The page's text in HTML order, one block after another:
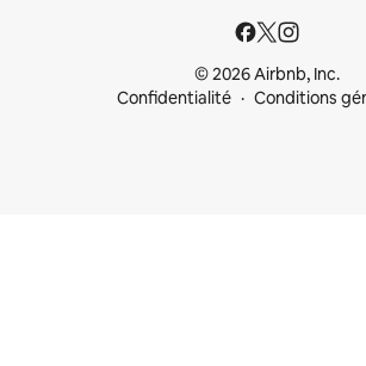
© 2026 Airbnb, Inc.
Confidentialité
Conditions